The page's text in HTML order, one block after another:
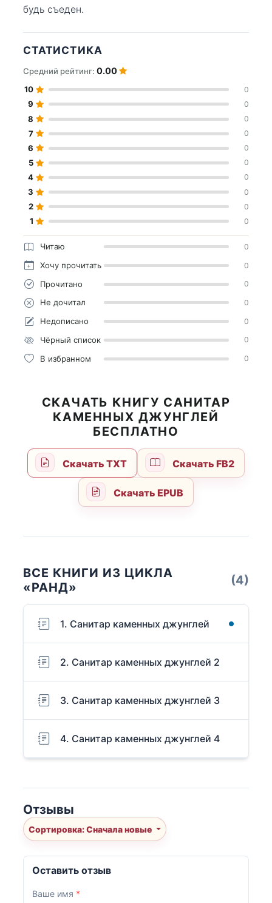
будь съеден.
СТАТИСТИКА
Средний рейтинг: 0.00
10 0
9 0
8 0
7 0
6 0
5 0
4 0
3 0
2 0
1 0
Читаю 0
Хочу прочитать 0
Прочитано 0
Не дочитал 0
Недописано 0
Чёрный список 0
В избранном 0
СКАЧАТЬ КНИГУ САНИТАР
КАМЕННЫХ ДЖУНГЛЕЙ
БЕСПЛАТНО
Скачать TXT Скачать FB2
Скачать EPUB
ВСЕ КНИГИ ИЗ ЦИКЛА
«РАНД»
(4)
1. Санитар каменных джунглей
2. Санитар каменных джунглей 2
3. Санитар каменных джунглей 3
4. Санитар каменных джунглей 4
Отзывы
Сортировка: Сначала новые
Оставить отзыв
Ваше имя *